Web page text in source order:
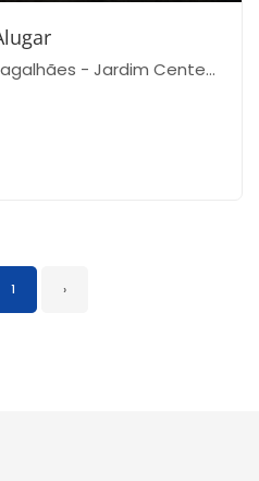
- Jardim Centenário, São Paulo-SP
1 ›